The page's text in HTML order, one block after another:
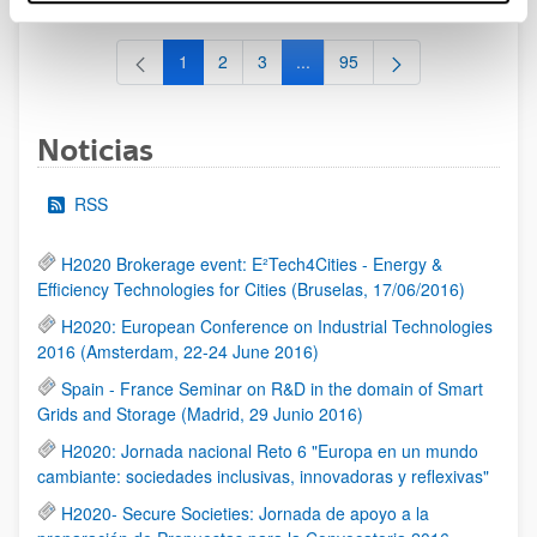
Página
1 Página
2 Página
3 ...Páginas intermedias Use TAB
Página
95
Noticias
RSS
H2020 Brokerage event: E²Tech4Cities - Energy &
Efficiency Technologies for Cities (Bruselas, 17/06/2016)
H2020: European Conference on Industrial Technologies
2016 (Amsterdam, 22-24 June 2016)
Spain - France Seminar on R&D in the domain of Smart
Grids and Storage (Madrid, 29 Junio 2016)
H2020: Jornada nacional Reto 6 "Europa en un mundo
cambiante: sociedades inclusivas, innovadoras y reflexivas"
H2020- Secure Societies: Jornada de apoyo a la